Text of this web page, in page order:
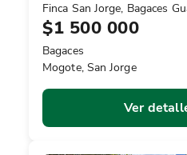
Finca San Jorge, Bagaces
$1 500 000
Bagaces
Mogote, San Jorge
Ver